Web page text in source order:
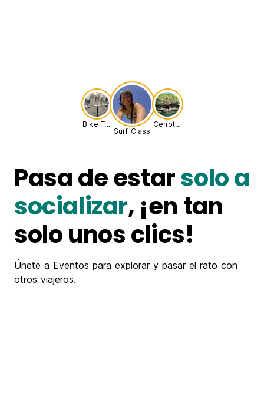
Bike Tour
Surf Class
Cenote Adventure
Pasa de estarsolo a
socializar, ¡en tan
solo unos clics!
Únete a Eventos para explorar y pasar el rato con
otros viajeros.